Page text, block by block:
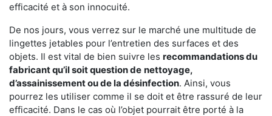
efficacité et à son innocuité.
De nos jours, vous verrez sur le marché une multitude de
lingettes jetables pour l’entretien des surfaces et des
objets. Il est vital de bien suivre les recommandations du
fabricant qu’il soit question de nettoyage,
d’assainissement ou de la désinfection. Ainsi, vous
pourrez les utiliser comme il se doit et être rassuré de leur
efficacité. Dans le cas où l’objet pourrait être porté à la